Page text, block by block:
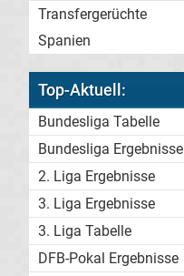
Transfergerüchte
Spanien
Top-Aktuell:
Bundesliga Tabelle
Bundesliga Ergebnisse
2. Liga Ergebnisse
3. Liga Ergebnisse
3. Liga Tabelle
DFB-Pokal Ergebnisse